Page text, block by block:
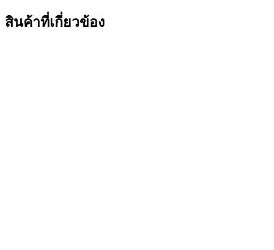
สินค้าที่เกี่ยวข้อง